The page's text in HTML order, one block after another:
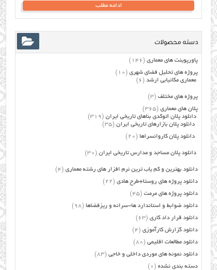
ادامه مطلب
دسته محصولات
پاورپوینت های معماری (146)
پروژه های تحلیل فضای شهری (10)
معماری مکانیابی ارشد (6)
پروژه های مختلف (3)
پلان های معماری (365)
دانلود پلان اتوکدی بناهای تاریخی ایران (319)
دانلود پلان بازارهای تاریخی ایران (35)
دانلود پلان کاروانسراها (20)
دانلود پلان مساجد و مدارس تاریخی ایران (30)
دانلود بهترین و کم یاب ترین نرم افزار های رشته معماری (4)
دانلود پروژه های روستا+طرح هادی (22)
دانلود پروژه های مرمت (45)
دانلود ضوابط و استاندارد ها-سرانه و ریزفضاها (98)
دانلود قرار داد کاری (63)
دانلود گزارش کارآموزی (4)
دانلود مطالعات اقلیمی (80)
دانلود نمونه های موردی داخلی و خاجی (83)
دسته بندی نشده (0)